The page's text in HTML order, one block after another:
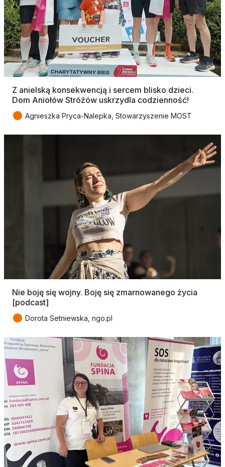
Z anielską konsekwencją i sercem blisko dzieci.
Dom Aniołów Stróżów uskrzydla codzienność!
● Agnieszka Pryca-Nalepka, Stowarzyszenie MOST
Nie boję się wojny. Boję się zmarnowanego życia
[podcast]
● Dorota Setniewska, ngo.pl